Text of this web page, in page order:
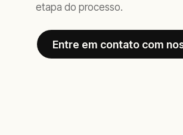
etapa do processo.
Entre em contato com